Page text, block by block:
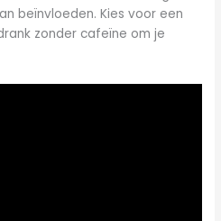
beïnvloeden. Kies voor een
zonder cafeïne om je